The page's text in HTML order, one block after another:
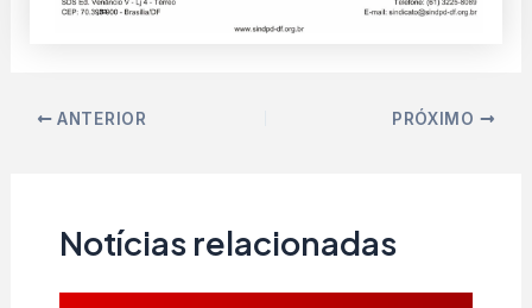
ANTERIOR PRÓXIMO
Notícias relacionadas